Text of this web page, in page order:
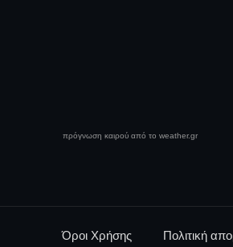
πρόγνωση καιρού από το weather.gr
Όροι Χρήσης Πολιτική